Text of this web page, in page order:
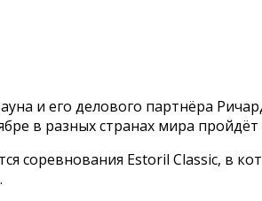
и его делового партнёра
в разных странах мира
соревнования Estoril Classic, в